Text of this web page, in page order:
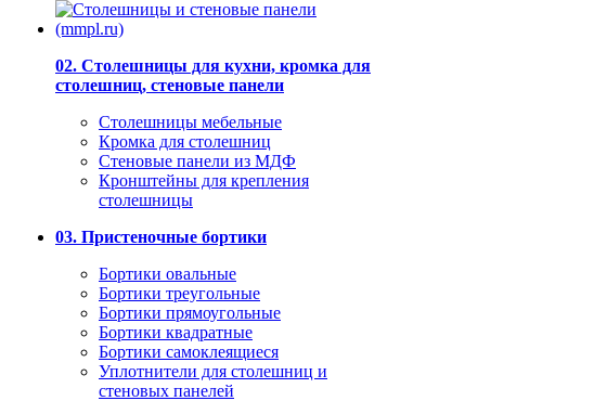
02. Столешницы для кухни, кромка для
столешниц, стеновые панели
Столешницы мебельные
Кромка для столешниц
Стеновые панели из МДФ
Кронштейны для крепления
столешницы
03. Пристеночные бортики
Бортики овальные
Бортики треугольные
Бортики прямоугольные
Бортики квадратные
Бортики самоклеящиеся
Уплотнители для столешниц и
стеновых панелей